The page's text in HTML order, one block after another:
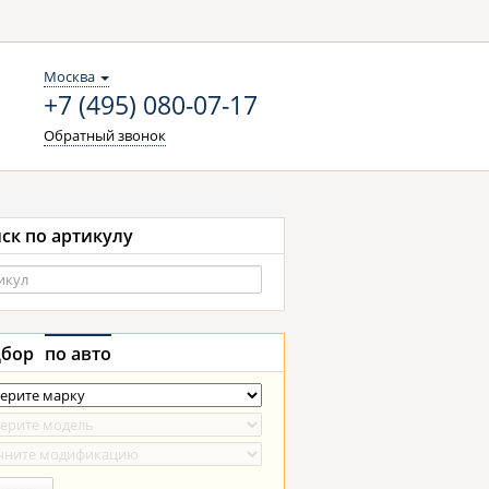
Москва
+7 (495) 080-07-17
Обратный звонок
по артикулу
по авто